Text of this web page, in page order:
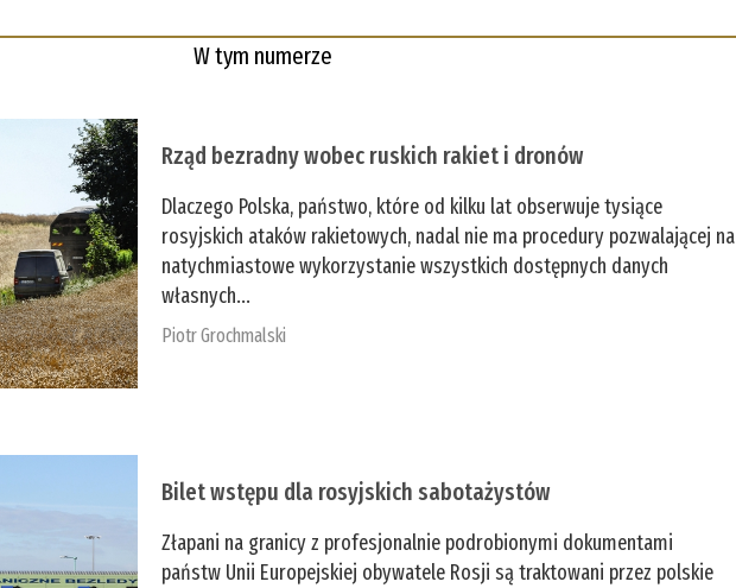
W tym numerze
Rząd bezradny wobec ruskich rakiet i dronów
Dlaczego Polska, państwo, które od kilku lat obserwuje tysiące
rosyjskich ataków rakietowych, nadal nie ma procedury pozwalającej na
natychmiastowe wykorzystanie wszystkich dostępnych danych
własnych...
Piotr Grochmalski
Bilet wstępu dla rosyjskich sabotażystów
Złapani na granicy z profesjonalnie podrobionymi dokumentami
państw Unii Europejskiej obywatele Rosji są traktowani przez polskie